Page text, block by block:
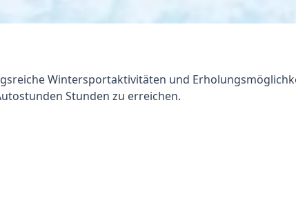
Wintersportaktivitäten und
Stunden zu erreichen.